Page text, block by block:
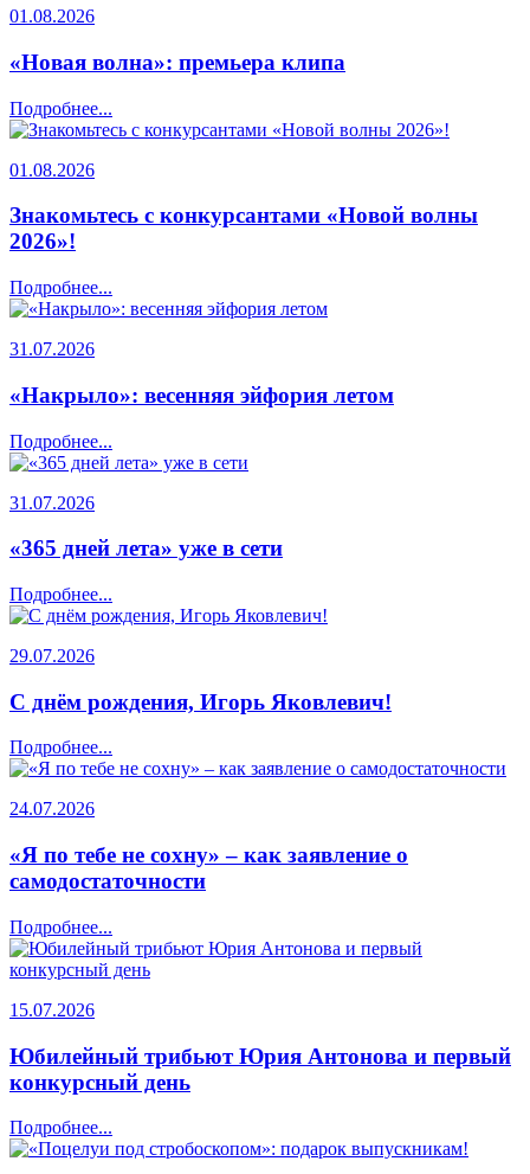
01.08.2026
«Новая волна»: премьера клипа
Подробнее...
01.08.2026
Знакомьтесь с конкурсантами «Новой волны
2026»!
Подробнее...
31.07.2026
«Накрыло»: весенняя эйфория летом
Подробнее...
31.07.2026
«365 дней лета» уже в сети
Подробнее...
29.07.2026
С днём рождения, Игорь Яковлевич!
Подробнее...
24.07.2026
«Я по тебе не сохну» – как заявление о
самодостаточности
Подробнее...
15.07.2026
Юбилейный трибьют Юрия Антонова и первый
конкурсный день
Подробнее...